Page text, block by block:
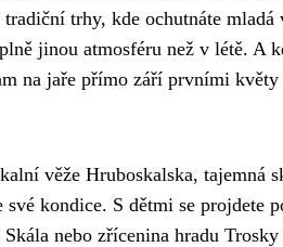
trhy, kde ochutnáte mladá
jinou atmosféru než v létě. A
na jaře přímo září prvními květy
věže Hruboskalska, tajemná
kondice. S dětmi se projdete
nebo zřícenina hradu Trosky